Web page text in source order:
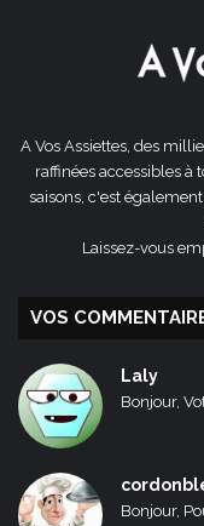
A Vos Assiettes, des
raffinées accessibles à
saisons, c'est
Laissez-vous
VOS
Laly
Bonjour,
Bonjour,